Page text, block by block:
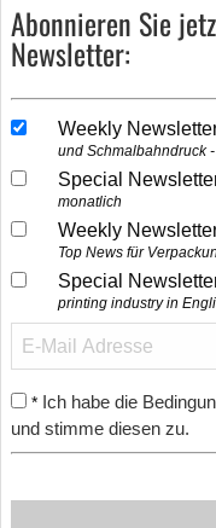
Abonnieren Sie
Newsletter:
Weekly
und Schmalbahndruck
Special
monatlich
Weekly
Top News für
Special
printing industry in
* Ich habe die
und stimme diesen zu.